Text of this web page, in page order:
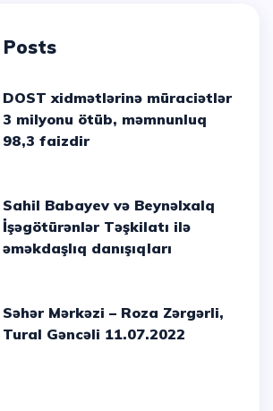
Posts
DOST xidmətlərinə müraciətlər
3 milyonu ötüb, məmnunluq
98,3 faizdir
Sahil Babayev və Beynəlxalq
İşəgötürənlər Təşkilatı ilə
əməkdaşlıq danışıqları
Səhər Mərkəzi – Roza Zərgərli,
Tural Gəncəli 11.07.2022